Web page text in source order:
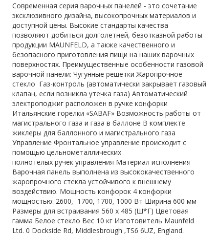
Современная серия варочных панелей - это сочетание
эксклюзивного дизайна, высокопрочных материалов и
доступной цены. Высокие стандарты качества
позволяют добиться долголетней, безотказной работы
продукции MAUNFELD, а также качественного и
безопасного приготовления пищи на наших варочных
поверхностях. Преимущественные особенности газовой
варочной панели: Чугунные решетки Жаропрочное
стекло Газ-контроль (автоматически закрывает газовый
клапан, если возникла утечка газа) Автоматический
электроподжиг расположен в ручке конфорки
Итальянские горелки «SABAF» Возможность работы от
магистрального газа и газа в баллоне В комплекте
жиклеры для баллонного и магистрального газа
Управление Фронтальное управление происходит с
помощью цельнометаллических
полнотелых ручек управления Материал исполнения
Варочная панель выполнена из высококачественного
жаропрочного стекла устойчивого к внешнему
воздействию. Мощность конфорок 4 конфорки
мощностью: 2600, 1700, 1700, 1000 Вт Ширина 600 мм
Размеры для встраивания 560 х 485 (Ш*Г) Цветовая
гамма Белое стекло Вес 10 кг Изготовитель Maunfeld
Ltd. 0 Dockside Rd, Middlesbrough ,TS6 6UZ, England.